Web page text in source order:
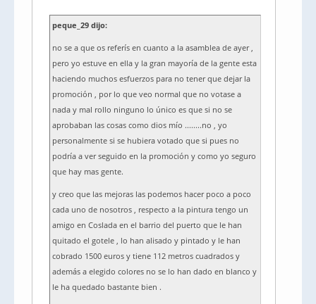
peque_29 dijo:
no se a que os referís en cuanto a la asamblea de ayer ,
pero yo estuve en ella y la gran mayoría de la gente esta
haciendo muchos esfuerzos para no tener que dejar la
promoción , por lo que veo normal que no votase a
nada y mal rollo ninguno lo único es que si no se
aprobaban las cosas como dios mío ........no , yo
personalmente si se hubiera votado que si pues no
podría a ver seguido en la promoción y como yo seguro
que hay mas gente.
y creo que las mejoras las podemos hacer poco a poco
cada uno de nosotros , respecto a la pintura tengo un
amigo en Coslada en el barrio del puerto que le han
quitado el gotele , lo han alisado y pintado y le han
cobrado 1500 euros y tiene 112 metros cuadrados y
además a elegido colores no se lo han dado en blanco y
le ha quedado bastante bien .